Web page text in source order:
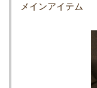
メインアイテム